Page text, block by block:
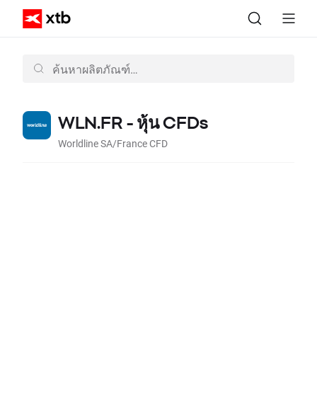
WLN.FR - หุ้น CFDs
Worldline SA/France CFD